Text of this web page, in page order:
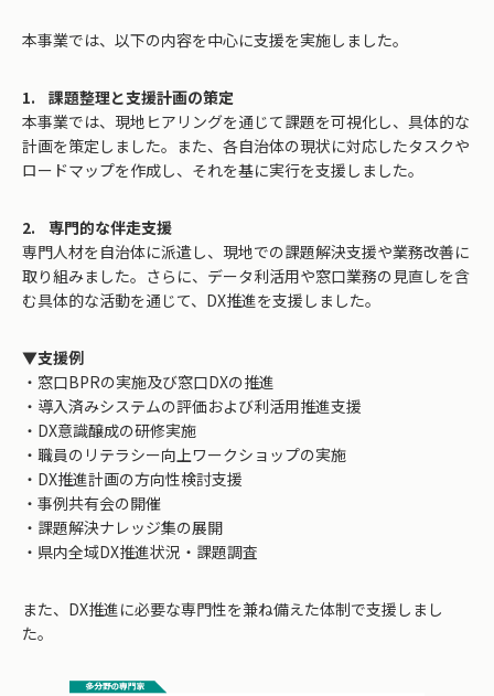
本事業では、以下の内容を中心に支援を実施しました。
1. 課題整理と支援計画の策定
本事業では、現地ヒアリングを通じて課題を可視化し、具体的な
計画を策定しました。また、各自治体の現状に対応したタスクや
ロードマップを作成し、それを基に実行を支援しました。
2. 専門的な伴走支援
専門人材を自治体に派遣し、現地での課題解決支援や業務改善に
取り組みました。さらに、データ利活用や窓口業務の見直しを含
む具体的な活動を通じて、DX推進を支援しました。
▼支援例
・窓口BPRの実施及び窓口DXの推進
・導入済みシステムの評価および利活用推進支援
・DX意識醸成の研修実施
・職員のリテラシー向上ワークショップの実施
・DX推進計画の方向性検討支援
・事例共有会の開催
・課題解決ナレッジ集の展開
・県内全域DX推進状況・課題調査
また、DX推進に必要な専門性を兼ね備えた体制で支援しまし
た。